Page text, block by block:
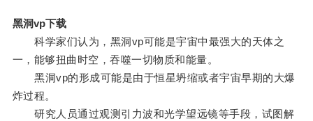
黑洞vp下载
科学家们认为，黑洞vp可能是宇宙中最强大的天体之
一，能够扭曲时空，吞噬一切物质和能量。
黑洞vp的形成可能是由于恒星坍缩或者宇宙早期的大爆
炸过程。
研究人员通过观测引力波和光学望远镜等手段，试图解